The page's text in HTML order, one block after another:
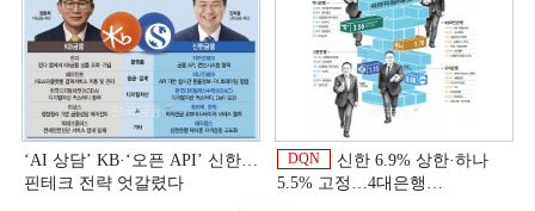
‘AI 상담’ KB·‘오픈 API’ 신한…
핀테크 전략 엇갈렸다
DQN
신한 6.9% 상한·하나
5.5% 고정…4대은행